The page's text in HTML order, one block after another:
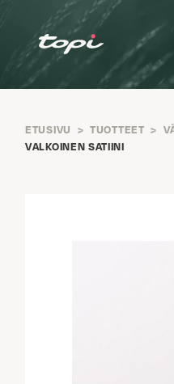
ETUSIVU > TUOTTEET >
VALKOINEN SATIINI